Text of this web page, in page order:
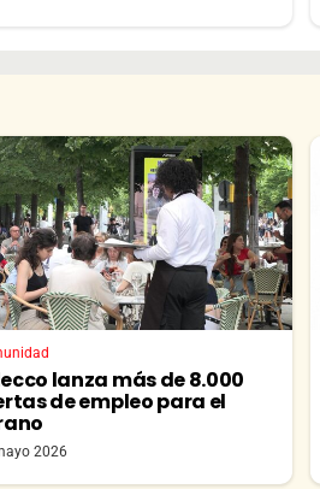
lanza más de 8.000
de empleo para el
2026